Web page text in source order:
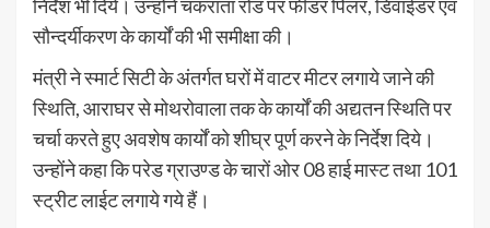
निर्देश भी दिये। उन्होंने चकराता रोड पर फीडर पिलर, डिवाईडर एवं
सौन्दर्यीकरण के कार्यों की भी समीक्षा की।
मंत्री ने स्मार्ट सिटी के अंतर्गत घरों में वाटर मीटर लगाये जाने की
स्थिति, आराघर से मोथरोवाला तक के कार्यों की अद्यतन स्थिति पर
चर्चा करते हुए अवशेष कार्यों को शीघ्र पूर्ण करने के निर्देश दिये।
उन्होंने कहा कि परेड ग्राउण्ड के चारों ओर 08 हाई मास्ट तथा 101
स्ट्रीट लाईट लगाये गये हैं।